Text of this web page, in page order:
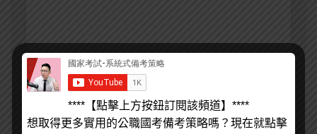
顯示名稱 *
個人網站網址
****【點擊上方按鈕訂閱該頻道】****
想取得更多實用的公職國考備考策略嗎？現在就點擊